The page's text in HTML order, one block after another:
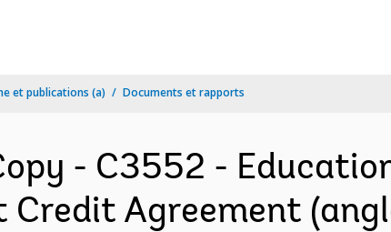
et publications (a) Documents et rapports
- C3552 -
Credit Agreement